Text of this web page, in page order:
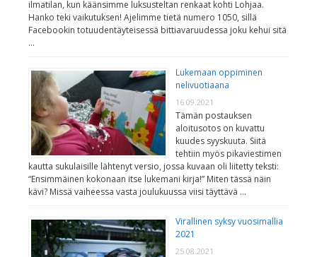
ilmatilan, kun käänsimme luksusteltan renkaat kohti Lohjaa.
Hanko teki vaikutuksen! Ajelimme tietä numero 1050, sillä
Facebookin totuudentäyteisessä bittiavaruudessa joku kehui sitä
…
Lukemaan oppiminen
nelivuotiaana
16.09.2021
Tämän postauksen
aloitusotos on kuvattu
kuudes syyskuuta. Siitä
tehtiin myös pikaviestimen
kautta sukulaisille lähtenyt versio, jossa kuvaan oli liitetty teksti:
“Ensimmäinen kokonaan itse lukemani kirja!” Miten tässä näin
kävi? Missä vaiheessa vasta joulukuussa viisi täyttävä …
Virallinen syksy vuosimallia
2021
25.08.2021